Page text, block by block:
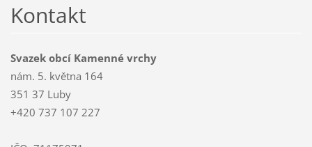
Kontakt
Svazek obcí Kamenné vrchy
nám. 5. května 164
351 37 Luby
+420 737 107 227